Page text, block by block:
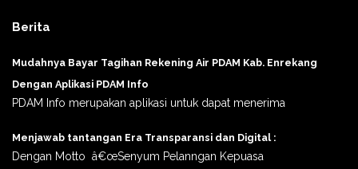
Berita
Mudahnya Bayar Tagihan Rekening Air PDAM Kab. Enrekang
Dengan Aplikasi PDAM Info
PDAM Info merupakan aplikasi untuk dapat menerima
Menjawab tantangan Era Transparansi dan Digital :
Dengan Motto â€œSenyum Pelanngan Kepuasa